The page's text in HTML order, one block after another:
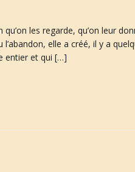
les regarde, qu’on leur
elle a créé, il y a
entier et qui […]